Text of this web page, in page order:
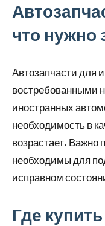
что нужно
Автозапчасти для
востребованными
иностранных
необходимость в
возрастает. Важно
необходимы для
исправном
Где